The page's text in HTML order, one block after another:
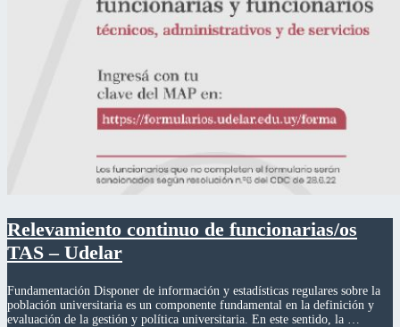
Relevamiento continuo de funcionarias/os
TAS – Udelar
Fundamentación Disponer de información y estadísticas regulares sobre la
población universitaria es un componente fundamental en la definición y
evaluación de la gestión y política universitaria. En este sentido, la …